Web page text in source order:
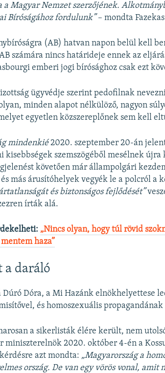
a Magyar Nemzet szerzőjének.
Bíróságához fordulunk”– mondta
(AB) hatvan napon belül kell
számára nincs határideje ennek az
emberi jogi bírósághoz csak ezt
ügyvédje szerint pedofilnak
minden alapot nélkülöző, nagyon
egyetlen közszereplőnek sem kell
mindenkié2020. szeptember 20-án
kisebbségek szemszögéből mesélnek
követően már állampolgári
más árusítóhelyek vegyék le a polcról a
és biztonságos fejlődését”
írták alá.
„Nincs olyan, hogy túl rövid
haza”
a daráló
Dúró Dóra, a Mi Hazánk elnökhelyettese
és homoszexuális
a sikerlisták élére került, nem
miniszterelnök 2020. október 4-én a
azt mondta: „Magyarország a
ország. De van egy vörös vonal, amit